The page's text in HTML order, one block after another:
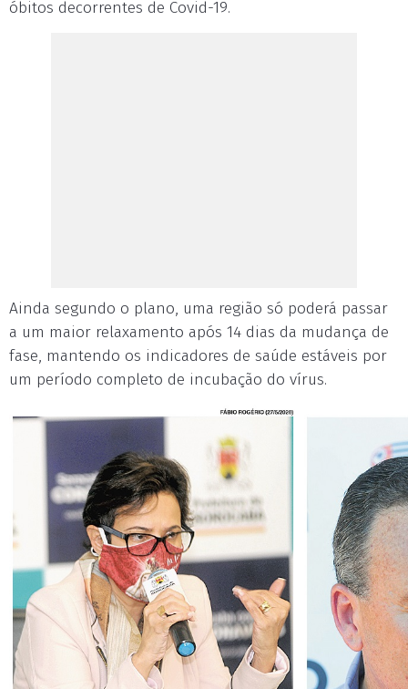
óbitos decorrentes de Covid-19.
Ainda segundo o plano, uma região só poderá passar
a um maior relaxamento após 14 dias da mudança de
fase, mantendo os indicadores de saúde estáveis por
um período completo de incubação do vírus.